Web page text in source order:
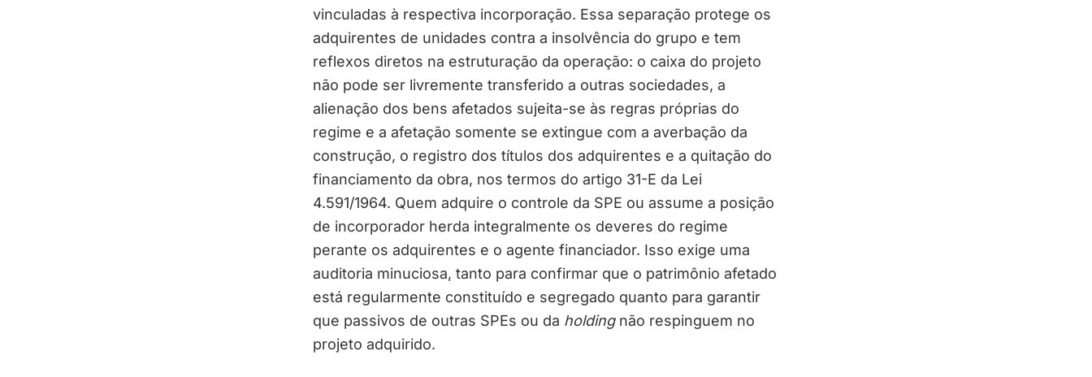
vinculadas à respectiva incorporação. Essa separação protege os
adquirentes de unidades contra a insolvência do grupo e tem
reflexos diretos na estruturação da operação: o caixa do projeto
não pode ser livremente transferido a outras sociedades, a
alienação dos bens afetados sujeita-se às regras próprias do
regime e a afetação somente se extingue com a averbação da
construção, o registro dos títulos dos adquirentes e a quitação do
financiamento da obra, nos termos do artigo 31-E da Lei
4.591/1964. Quem adquire o controle da SPE ou assume a posição
de incorporador herda integralmente os deveres do regime
perante os adquirentes e o agente financiador. Isso exige uma
auditoria minuciosa, tanto para confirmar que o patrimônio afetado
está regularmente constituído e segregado quanto para garantir
que passivos de outras SPEs ou da holdingnão respinguem no
projeto adquirido.